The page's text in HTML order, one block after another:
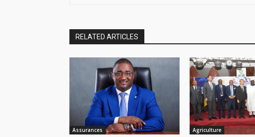
RELATED ARTICLES
Assurances Agriculture